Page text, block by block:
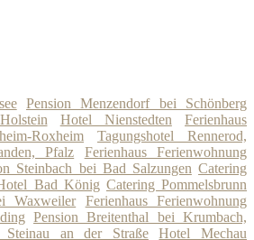
Pension Menzendorf bei Schönberg
Hotel Nienstedten
Ferienhaus
Roxheim
Tagungshotel Rennerod,
Pfalz
Ferienhaus Ferienwohnung
Steinbach bei Bad Salzungen Catering
Bad König Catering Pommelsbrunn
Waxweiler
Ferienhaus Ferienwohnung
Pension Breitenthal bei Krumbach,
Steinau an der Straße
Hotel Mechau